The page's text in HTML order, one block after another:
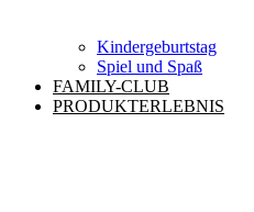
Kindergeburtstag
Spiel und Spaß
FAMILY-CLUB
PRODUKTERLEBNIS